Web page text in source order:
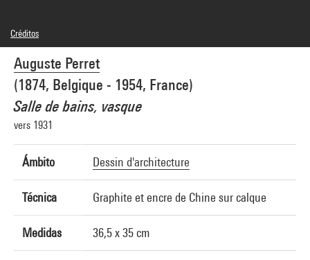
Auguste Perret
(1874, Belgique - 1954, France)
Salle de bains, vasque
vers 1931
Ámbito Dessin d'architecture
Técnica Graphite et encre de Chine sur calque
Medidas 36,5 x 35 cm
Créditos
Domaine public
Créditos fotográficos : Centre Pompidou, MNAM-CCI/Jean-Claude Planchet/Dist.
GrandPalaisRmn
Referencia de la imagen : 4N23653
Difusión de la imagen :GrandPalaisRmnPhoto